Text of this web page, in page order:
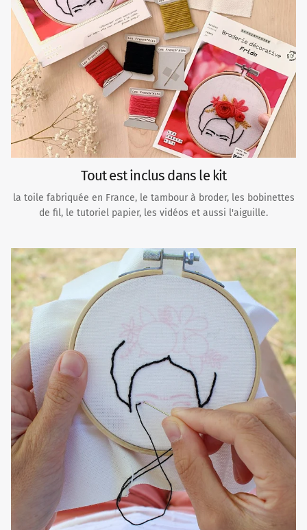
Tout est inclus dans le kit
la toile fabriquée en France, le tambour à broder, les bobinettes
de fil, le tutoriel papier, les vidéos et aussi l'aiguille.